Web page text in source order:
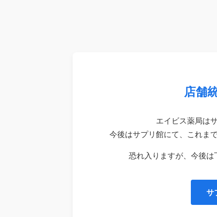
店舗
エイビス薬局は
今後はサプリ館にて、これま
恐れ入りますが、今後
サ